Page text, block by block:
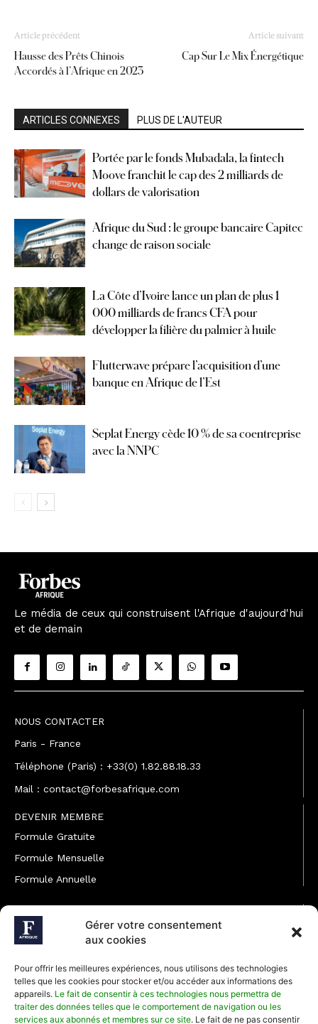
Gérer votre consentement
aux cookies
Pour offrir les meilleures expériences, nous utilisons des technologies
telles que les cookies pour stocker et/ou accéder aux informations des
appareils. Le fait de consentir à ces technologies nous permettra de
traiter des données telles que le comportement de navigation ou les
services aux abonnés et membres sur ce site. Le fait de ne pas consentir
Article précédent
Hausse des Prêts Chinois
Accordés à l’Afrique en 2023
Article suivant
Cap Sur Le Mix Énergétique
ARTICLES CONNEXES PLUS DE L'AUTEUR
Portée par le fonds Mubadala, la fintech
Moove franchit le cap des 2 milliards de
dollars de valorisation
Afrique du Sud : le groupe bancaire Capitec
change de raison sociale
La Côte d’Ivoire lance un plan de plus 1
000 milliards de francs CFA pour
développer la filière du palmier à huile
Flutterwave prépare l’acquisition d’une
banque en Afrique de l’Est
Seplat Energy cède 10 % de sa coentreprise
avec la NNPC
Le média de ceux qui construisent l'Afrique d'aujourd'hui
et de demain
NOUS CONTACTER
Paris - France
Téléphone (Paris) : +33(0) 1.82.88.18.33
Mail : contact@forbesafrique.com
DEVENIR MEMBRE
Formule Gratuite
Formule Mensuelle
Formule Annuelle
JOINDRE L'ÉQUIPE
Rédaction
Développement commercial
Communiquer avec Forbes Afrique